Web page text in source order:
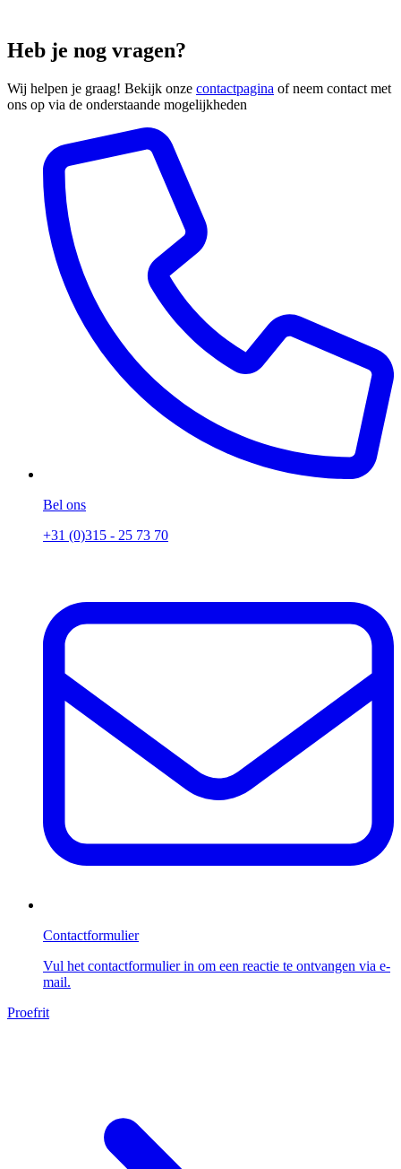
Heb je nog vragen?
Wij helpen je graag! Bekijk onze contactpagina of neem contact met
ons op via de onderstaande mogelijkheden
Bel ons
+31 (0)315 - 25 73 70
Contactformulier
Vul het contactformulier in om een reactie te ontvangen via e-
mail.
Proefrit